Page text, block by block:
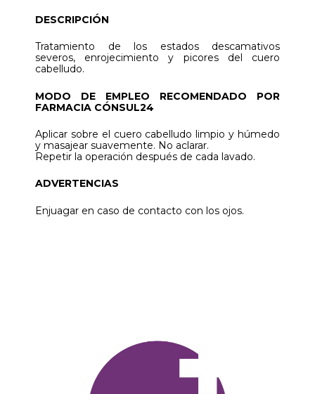
DESCRIPCIÓN
Tratamiento de los estados descamativos
severos, enrojecimiento y picores del cuero
cabelludo.
MODO DE EMPLEO RECOMENDADO POR
FARMACIA CÓNSUL24
Aplicar sobre el cuero cabelludo limpio y húmedo
y masajear suavemente. No aclarar.
Repetir la operación después de cada lavado.
ADVERTENCIAS
Enjuagar en caso de contacto con los ojos.